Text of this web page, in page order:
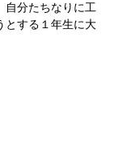
自分たちなりに工
とする１年生に大